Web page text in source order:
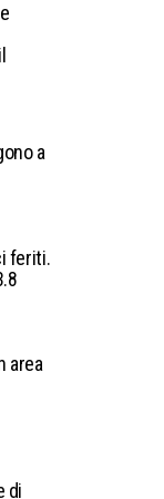
a
feriti.
area
di